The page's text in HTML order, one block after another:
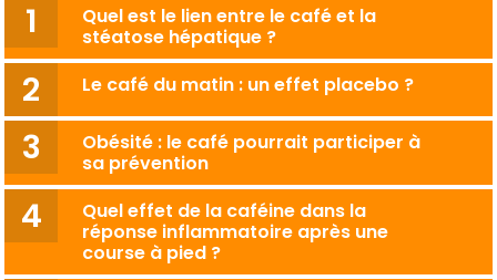
Quel est le lien entre le café et la
stéatose hépatique ?
Le café du matin : un effet placebo ?
Obésité : le café pourrait participer à
sa prévention
Quel effet de la caféine dans la
réponse inflammatoire après une
course à pied ?